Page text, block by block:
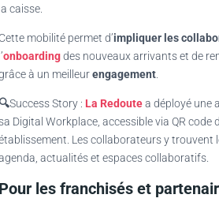
caisse.
mobilité permet d’impliquer les
onboardingdes nouveaux arrivants et de
à un meilleurengagement
Success Story : La Redoutea déployé une
Digital Workplace, accessible via QR code
Les collaborateurs y trouvent
actualités et espaces collaboratifs.
les franchisés et